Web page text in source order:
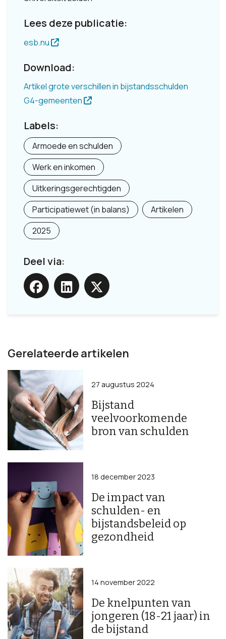
Lees deze publicatie:
esb.nu
Download:
Artikel grote verschillen in bijstandsschulden
G4-gemeenten
Labels:
Armoede en schulden
Werk en inkomen
Uitkeringsgerechtigden
Participatiewet (in balans)
Artikelen
2025
Deel via:
Gerelateerde artikelen
Bijstand
veelvoorkomende
bron van schulden
27 augustus 2024
De impact van
schulden- en
bijstandsbeleid op
gezondheid
18 december 2023
De knelpunten van
jongeren (18-21 jaar) in
de bijstand
14 november 2022